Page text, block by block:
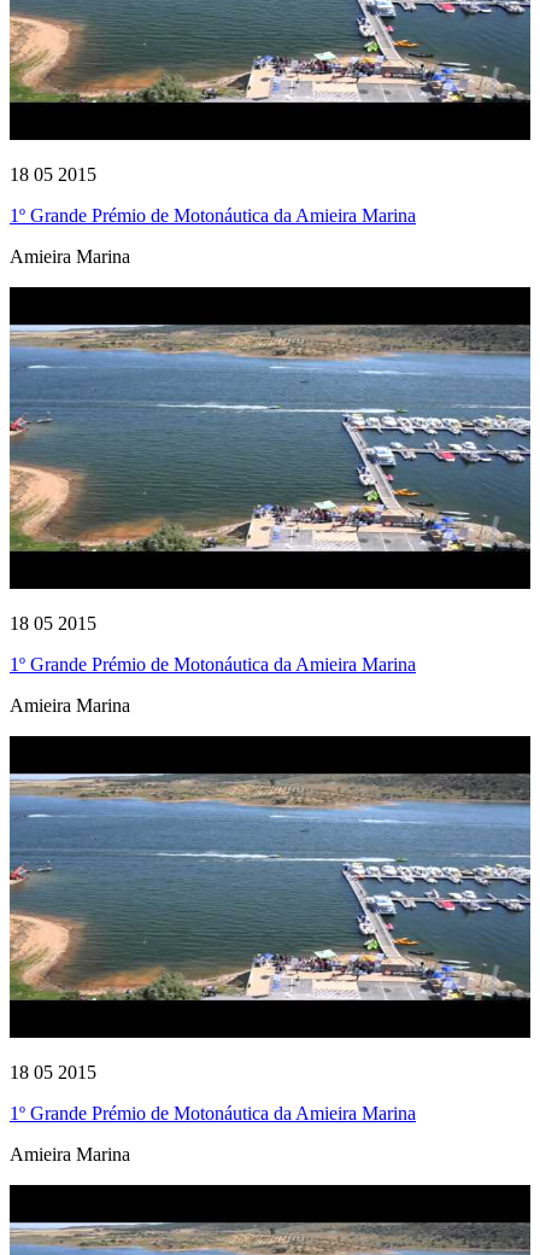
18 05 2015
1º Grande Prémio de Motonáutica da Amieira Marina
Amieira Marina
18 05 2015
1º Grande Prémio de Motonáutica da Amieira Marina
Amieira Marina
18 05 2015
1º Grande Prémio de Motonáutica da Amieira Marina
Amieira Marina